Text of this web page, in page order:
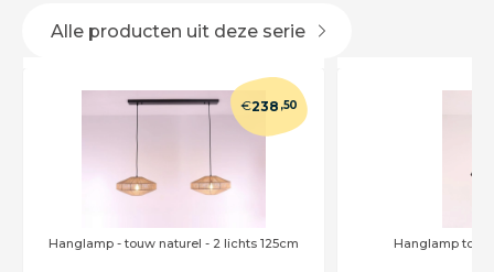
Alle producten uit deze serie
Hanglamp - touw naturel - 2 lichts 125cm
€238 ,50
Hanglamp